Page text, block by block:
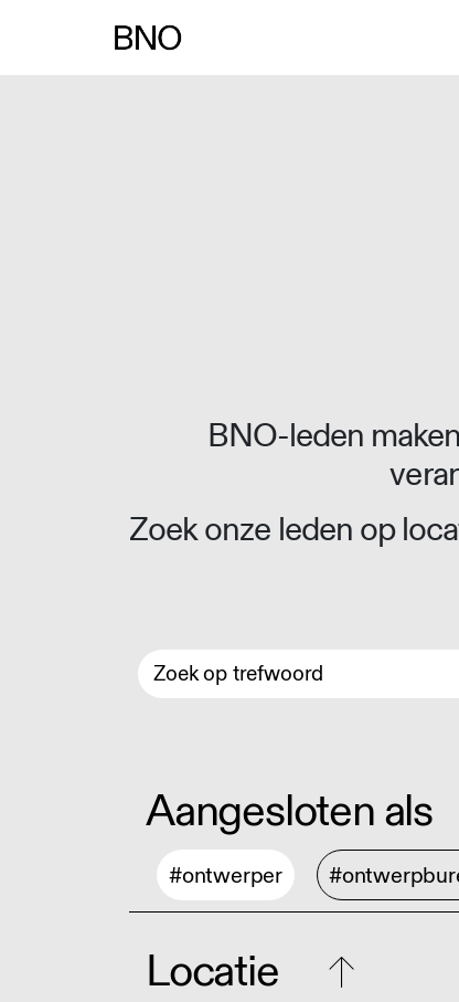
BNO-leden
Zoek onze leden op
Aangesloten als
#ontwerper
Locatie